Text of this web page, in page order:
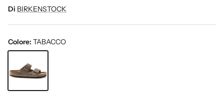
Di BIRKENSTOCK
Colore: TABACCO